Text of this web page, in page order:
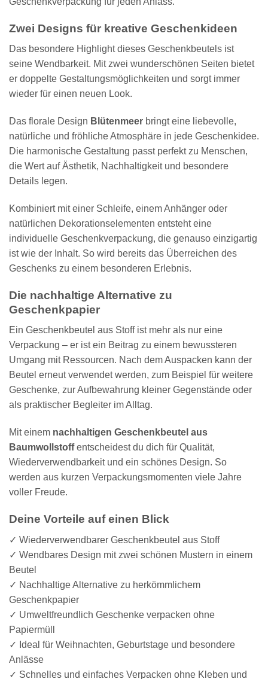
Zwei Designs für kreative Geschenkideen
Das besondere Highlight dieses Geschenkbeutels ist
seine Wendbarkeit. Mit zwei wunderschönen Seiten bietet
er doppelte Gestaltungsmöglichkeiten und sorgt immer
wieder für einen neuen Look.
Das florale Design Blütenmeer bringt eine liebevolle,
natürliche und fröhliche Atmosphäre in jede Geschenkidee.
Die harmonische Gestaltung passt perfekt zu Menschen,
die Wert auf Ästhetik, Nachhaltigkeit und besondere
Details legen.
Kombiniert mit einer Schleife, einem Anhänger oder
natürlichen Dekorationselementen entsteht eine
individuelle Geschenkverpackung, die genauso einzigartig
ist wie der Inhalt. So wird bereits das Überreichen des
Geschenks zu einem besonderen Erlebnis.
Die nachhaltige Alternative zu
Geschenkpapier
Ein Geschenkbeutel aus Stoff ist mehr als nur eine
Verpackung – er ist ein Beitrag zu einem bewussteren
Umgang mit Ressourcen. Nach dem Auspacken kann der
Beutel erneut verwendet werden, zum Beispiel für weitere
Geschenke, zur Aufbewahrung kleiner Gegenstände oder
als praktischer Begleiter im Alltag.
Mit einem nachhaltigen Geschenkbeutel aus
Baumwollstoffentscheidest du dich für Qualität,
Wiederverwendbarkeit und ein schönes Design. So
werden aus kurzen Verpackungsmomenten viele Jahre
voller Freude.
Deine Vorteile auf einen Blick
✓ Wiederverwendbarer Geschenkbeutel aus Stoff
✓ Wendbares Design mit zwei schönen Mustern in einem
Beutel
✓ Nachhaltige Alternative zu herkömmlichem
Geschenkpapier
✓ Umweltfreundlich Geschenke verpacken ohne
Papiermüll
✓ Ideal für Weihnachten, Geburtstage und besondere
Anlässe
✓ Schnelles und einfaches Verpacken ohne Kleben und